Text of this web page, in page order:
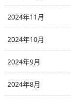
2024年11月
2024年10月
2024年9月
2024年8月